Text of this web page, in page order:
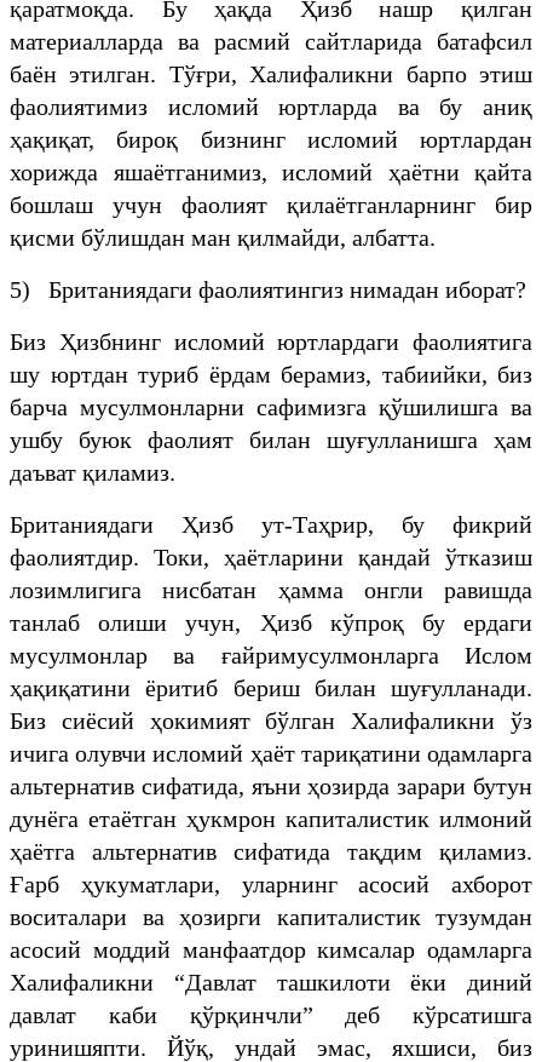
қаратмоқда. Бу ҳақда Ҳизб нашр қилган
материалларда ва расмий сайтларида батафсил
баён этилган. Тўғри, Халифаликни барпо этиш
фаолиятимиз исломий юртларда ва бу аниқ
ҳақиқат, бироқ бизнинг исломий юртлардан
хорижда яшаётганимиз, исломий ҳаётни қайта
бошлаш учун фаолият қилаётганларнинг бир
қисми бўлишдан ман қилмайди, албатта.
5) Британиядаги фаолиятингиз нимадан иборат?
Биз Ҳизбнинг исломий юртлардаги фаолиятига
шу юртдан туриб ёрдам берамиз, табиийки, биз
барча мусулмонларни сафимизга қўшилишга ва
ушбу буюк фаолият билан шуғулланишга ҳам
даъват қиламиз.
Британиядаги Ҳизб ут-Таҳрир, бу фикрий
фаолиятдир. Токи, ҳаётларини қандай ўтказиш
лозимлигига нисбатан ҳамма онгли равишда
танлаб олиши учун, Ҳизб кўпроқ бу ердаги
мусулмонлар ва ғайримусулмонларга Ислом
ҳақиқатини ёритиб бериш билан шуғулланади.
Биз сиёсий ҳокимият бўлган Халифаликни ўз
ичига олувчи исломий ҳаёт тариқатини одамларга
альтернатив сифатида, яъни ҳозирда зарари бутун
дунёга етаётган ҳукмрон капиталистик илмоний
ҳаётга альтернатив сифатида тақдим қиламиз.
Ғарб ҳукуматлари, уларнинг асосий ахборот
воситалари ва ҳозирги капиталистик тузумдан
асосий моддий манфаатдор кимсалар одамларга
Халифаликни “Давлат ташкилоти ёки диний
давлат каби қўрқинчли” деб кўрсатишга
уринишяпти. Йўқ, ундай эмас, яхшиси, биз